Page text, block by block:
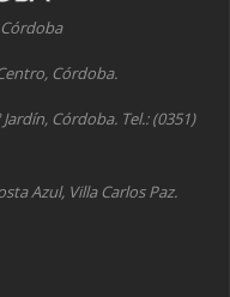
Córdoba.
Córdoba. Tel.: (0351)
Azul, Villa Carlos Paz.